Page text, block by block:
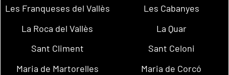
Les Franqueses del Vallès
Les Cabanyes
La Roca del Vallès
La Quar
Sant Climent
Sant Celoni
Maria de Martorelles
Maria de Corcó